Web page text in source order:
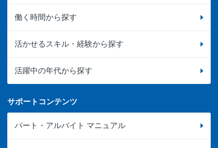
働く時間から探す
活かせるスキル・経験から探す
活躍中の年代から探す
サポートコンテンツ
パート・アルバイト マニュアル